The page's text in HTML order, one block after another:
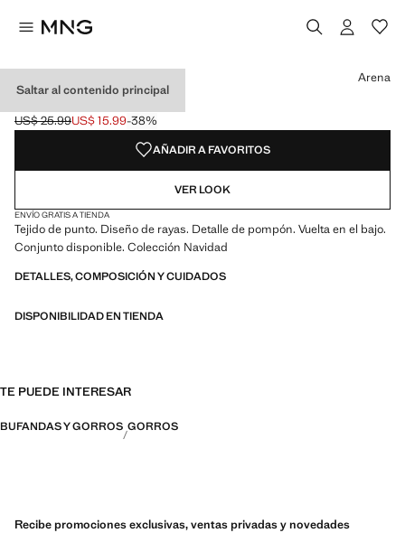
Saltar al contenido principal
GORRO PUNTO RAYAS
Precio inicial tachado [US$ 25.99 ]
US$ 25.99
Precio actual [US$ 15.99 ]
US$ 15.99-38%
Selecciona un color
Color Arena seleccionado
Arena
AÑADIR A FAVORITOS
VER LOOK
ENVÍO GRATIS A TIENDA
Tejido de punto. Diseño de rayas. Detalle de pompón. Vuelta en el bajo.
Conjunto disponible. Colección Navidad
DETALLES, COMPOSICIÓN Y CUIDADOS
DISPONIBILIDAD EN TIENDA
TE PUEDE INTERESAR
BUFANDAS Y GORROS GORROS
Recibe promociones exclusivas, ventas privadas y novedades